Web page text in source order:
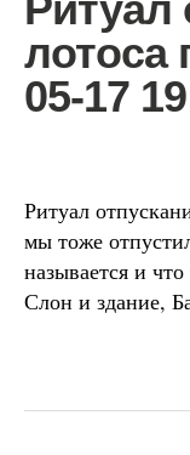
лотоса
05-17
Ритуал
мы тоже
называется и
Слон и здание,